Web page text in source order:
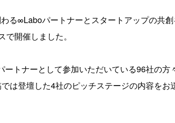
る∞Laboパートナーとスタートアップの共
開催しました。
トナーとして参加いただいている96社の方
は登壇した4社のピッチステージの内容をお